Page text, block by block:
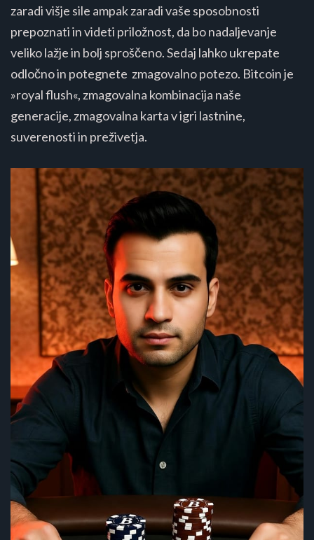
zaradi višje sile ampak zaradi vaše sposobnosti
prepoznati in videti priložnost, da bo nadaljevanje
veliko lažje in bolj sproščeno. Sedaj lahko ukrepate
odločno in potegnete zmagovalno potezo. Bitcoin je
»royal flush«, zmagovalna kombinacija naše
generacije, zmagovalna karta v igri lastnine,
suverenosti in preživetja.